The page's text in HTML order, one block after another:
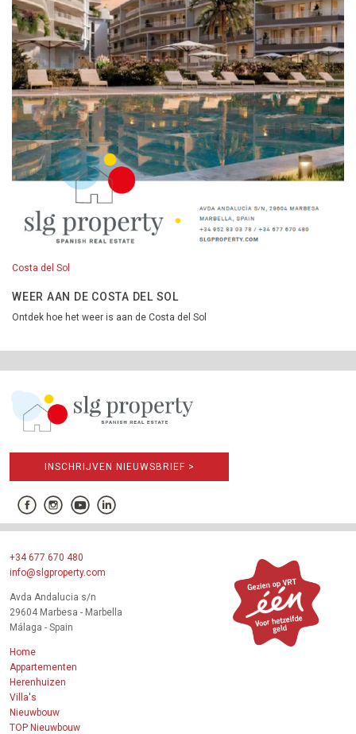
Costa del Sol
WEER AAN DE COSTA DEL SOL
Ontdek hoe het weer is aan de Costa del Sol
INSCHRIJVEN NIEUWSBRIEF >
+34 677 670 480
info@slgproperty.com
Avda Andalucia s/n
29604 Marbesa - Marbella
Málaga - Spain
Home
Appartementen
Herenhuizen
Villa's
Nieuwbouw
TOP Nieuwbouw